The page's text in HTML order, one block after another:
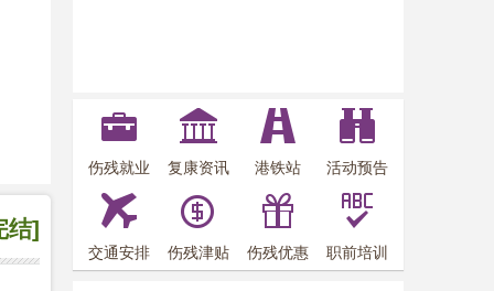
结]
伤残就业 复康资讯 港铁站 活动预告
交通安排 伤残津贴 伤残优惠 职前培训